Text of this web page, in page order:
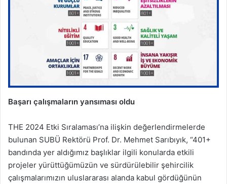
Başarı çalışmaların yansıması oldu
THE 2024 Etki Sıralaması’na ilişkin değerlendirmelerde
bulunan SUBÜ Rektörü Prof. Dr. Mehmet Sarıbıyık, “401+
bandında yer aldığımız başlıklar ilgili konularda etkili
projeler yürüttüğümüzün ve sürdürülebilir şehircilik
çalışmalarımızın uluslararası alanda kabul gördüğünün